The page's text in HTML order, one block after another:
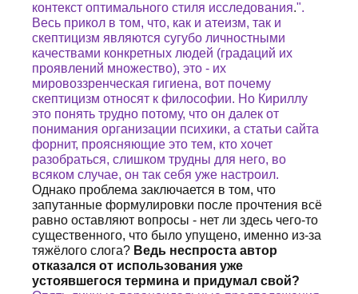
контекст оптимального стиля исследования.".
Весь прикол в том, что, как и атеизм, так и
скептицизм являются сугубо личностными
качествами конкретных людей (градаций их
проявлений множество), это - их
мировоззренческая гигиена, вот почему
скептицизм относят к философии. Но Кириллу
это понять трудно потому, что он далек от
понимания организации психики, а статьи сайта
форнит, проясняющие это тем, кто хочет
разобраться, слишком трудны для него, во
всяком случае, он так себя уже настроил.
Однако проблема заключается в том, что
запутанные формулировки после прочтения всё
равно оставляют вопросы - нет ли здесь чего-то
существенного, что было упущено, именно из-за
тяжёлого слога? Ведь неспроста автор
отказался от использования уже
устоявшегося термина и придумал свой?